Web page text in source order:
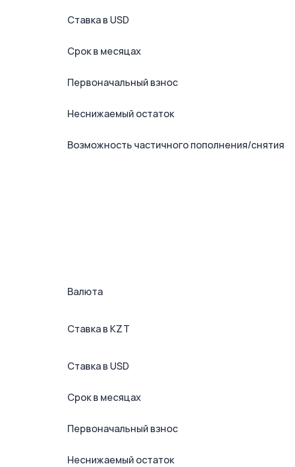
Ставка в USD
Срок в месяцах
Первоначальный взнос
Неснижаемый остаток
Возможность частичного пополнения/снятия
Валюта
Ставка в KZT
Ставка в USD
Срок в месяцах
Первоначальный взнос
Неснижаемый остаток